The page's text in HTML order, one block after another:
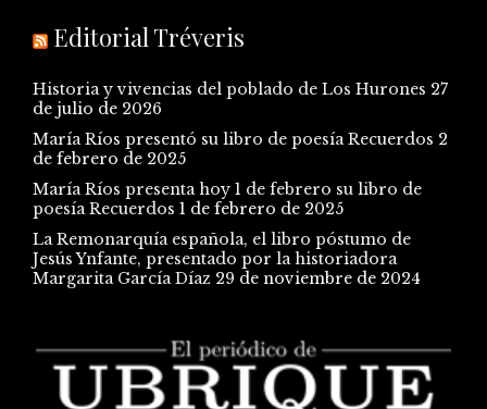
Editorial Tréveris
Historia y vivencias del poblado de Los Hurones 27
de julio de 2026
María Ríos presentó su libro de poesía Recuerdos 2
de febrero de 2025
María Ríos presenta hoy 1 de febrero su libro de
poesía Recuerdos 1 de febrero de 2025
La Remonarquía española, el libro póstumo de
Jesús Ynfante, presentado por la historiadora
Margarita García Díaz 29 de noviembre de 2024